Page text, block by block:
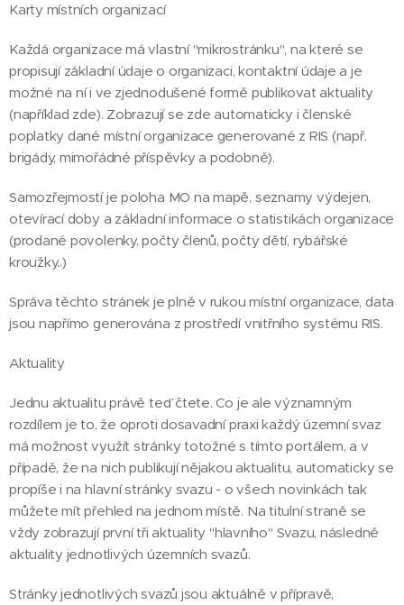
Karty místních organizací
Každá organizace má vlastní "mikrostránku", na které se
propisují základní údaje o organizaci, kontaktní údaje a je
možné na ní i ve zjednodušené formě publikovat aktuality
(například zde). Zobrazují se zde automaticky i členské
poplatky dané místní organizace generované z RIS (např.
brigády, mimořádné příspěvky a podobně).
Samozřejmostí je poloha MO na mapě, seznamy výdejen,
otevírací doby a základní informace o statistikách organizace
(prodané povolenky, počty členů, počty dětí, rybářské
kroužky..)
Správa těchto stránek je plně v rukou místní organizace, data
jsou napřímo generována z prostředí vnitřního systému RIS.
Aktuality
Jednu aktualitu právě teď čtete. Co je ale významným
rozdílem je to, že oproti dosavadní praxi každý územní svaz
má možnost využít stránky totožné s tímto portálem, a v
případě, že na nich publikují nějakou aktualitu, automaticky se
propíše i na hlavní stránky svazu - o všech novinkách tak
můžete mít přehled na jednom místě. Na titulní straně se
vždy zobrazují první tři aktuality "hlavního" Svazu, následně
aktuality jednotlivých územních svazů.
Stránky jednotlivých svazů jsou aktuálně v přípravě,